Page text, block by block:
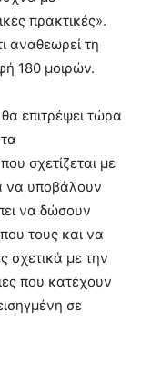
πρακτικές».
αναθεωρεί τη
180 μοιρών.
επιτρέψει τώρα
σχετίζεται με
να υποβάλουν
να δώσουν
τους και να
σχετικά με την
που κατέχουν
σε